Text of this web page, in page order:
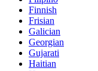
Finnish
Frisian
Galician
Georgian
Gujarati
Haitian